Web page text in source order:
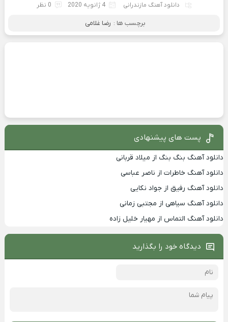
دانلود آهنگ مازندرانی 4 ژانویه 2020 0 نظر
برچسب ها : رضا غلامی
پست های پیشنهادی
دانلود آهنگ بنگ بنگ از میلاد قربانی
دانلود آهنگ خاطرات از ناصر عباسی
دانلود آهنگ رفیق از جواد نکایی
دانلود آهنگ سیاهی از مجتبی زمانی
دانلود آهنگ التماس از مهیار خلیل زاده
دیدگاه خود را بگذارید